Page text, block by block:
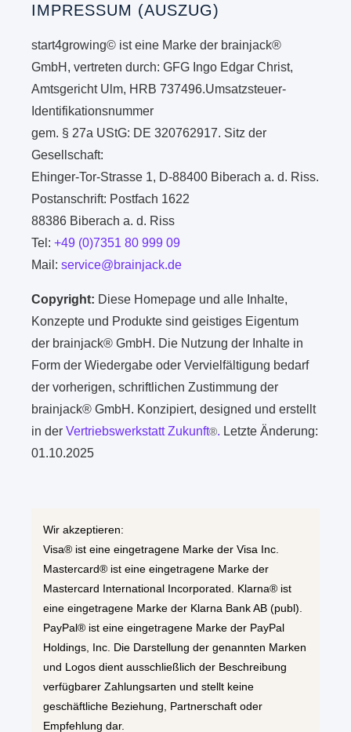
IMPRESSUM (AUSZUG)
start4growing© ist eine Marke der brainjack®
GmbH, vertreten durch: GFG Ingo Edgar Christ,
Amtsgericht Ulm, HRB 737496.Umsatzsteuer-
Identifikationsnummer
gem. § 27a UStG: DE 320762917. Sitz der
Gesellschaft:
Ehinger-Tor-Strasse 1, D-88400 Biberach a. d. Riss.
Postanschrift: Postfach 1622
88386 Biberach a. d. Riss
Tel:+49 (0)7351 80 999 09
Mail:service@brainjack.de
Copyright: Diese Homepage und alle Inhalte,
Konzepte und Produkte sind geistiges Eigentum
der brainjack® GmbH. Die Nutzung der Inhalte in
Form der Wiedergabe oder Vervielfältigung bedarf
der vorherigen, schriftlichen Zustimmung der
brainjack® GmbH. Konzipiert, designed und erstellt
in derVertriebswerkstatt Zukunft®. Letzte Änderung:
01.10.2025
Wir akzeptieren:
Visa® ist eine eingetragene Marke der Visa Inc.
Mastercard® ist eine eingetragene Marke der
Mastercard International Incorporated. Klarna® ist
eine eingetragene Marke der Klarna Bank AB (publ).
PayPal® ist eine eingetragene Marke der PayPal
Holdings, Inc. Die Darstellung der genannten Marken
und Logos dient ausschließlich der Beschreibung
verfügbarer Zahlungsarten und stellt keine
geschäftliche Beziehung, Partnerschaft oder
Empfehlung dar.